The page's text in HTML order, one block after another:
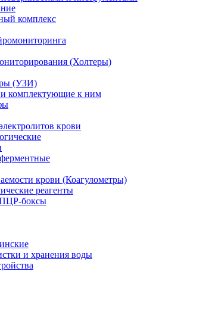
комплекс
(Холтеры)
(УЗИ)
комплектующие к ним
крови
крови (Коагулометры)
реагенты
боксы
и хранения воды